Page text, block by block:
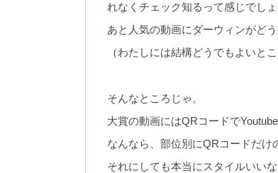
れなくチェック知るって感じでしょ
あと人気の動画にダーウィンがど
（わたしには結構どうでもよいと
そんなところじゃ。
大賞の動画にはQRコードで
なんなら、部位別にQRコードだけ
それにしても本当にスタイルいいな